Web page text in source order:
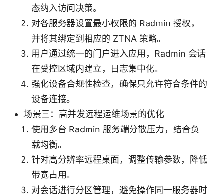
态纳入访问决策。
对各服务器设置最小权限的 Radmin 授权，
并将其绑定到相应的 ZTNA 策略。
用户通过统一的门户进入应用，Radmin 会话
在受控区域内建立，日志集中化。
强化设备合规性检查，确保只允许符合条件的
设备连接。
场景三：高并发远程运维场景的优化
使用多台 Radmin 服务端分散压力，结合负
载均衡。
针对高分辨率远程桌面，调整传输参数，降低
带宽占用。
对会话进行分区管理，避免操作同一服务器时